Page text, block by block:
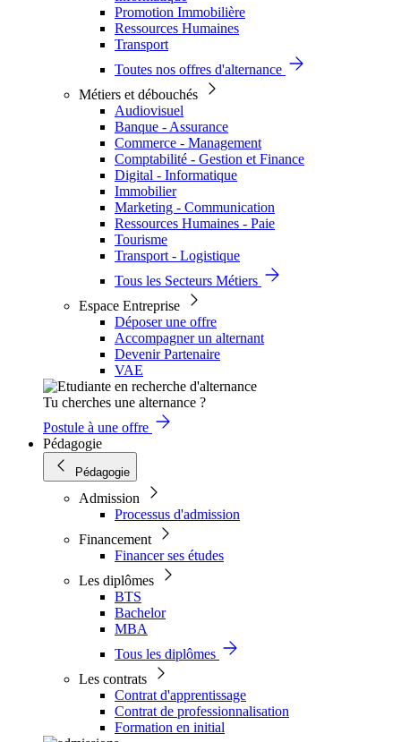
Promotion Immobilière
Ressources Humaines
Transport
Toutes nos offres d'alternance
Métiers et débouchés
Audiovisuel
Banque - Assurance
Commerce - Management
Comptabilité - Gestion et Finance
Digital - Informatique
Immobilier
Marketing - Communication
Ressources Humaines - Paie
Tourisme
Transport - Logistique
Tous les Secteurs Métiers
Espace Entreprise
Déposer une offre
Accompagner un alternant
Devenir Partenaire
VAE
Tu cherches une alternance ?
Postule à une offre
Pédagogie
Pédagogie
Admission
Processus d'admission
Financement
Financer ses études
Les diplômes
BTS
Bachelor
MBA
Tous les diplômes
Les contrats
Contrat d'apprentissage
Contrat de professionnalisation
Formation en initial